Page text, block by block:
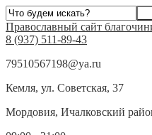
Православный сайт
8 (937) 511-89-43
79510567198@ya.ru
Кемля, ул. Советская, 37
Мордовия, Ичалковский